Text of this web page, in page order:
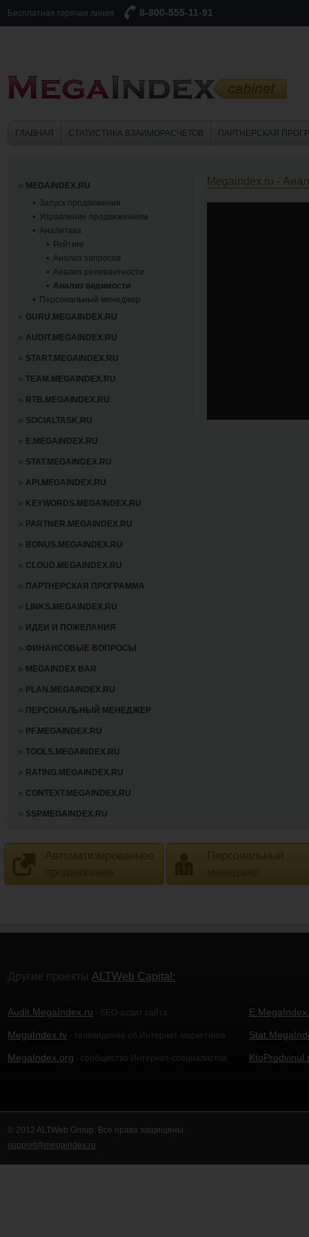
Бесплатная горячая линия 8-800-555-11-91
ГЛАВНАЯ СТАТИСТИКА ВЗАИМОРАСЧЕТОВ ПАРТНЕРСКАЯ
MEGAINDEX.RU
Запуск продвижения
Управление продвижением
Аналитика
Рейтинг
Анализ запросов
Анализ релевантности
Анализ видимости
Персональный менеджер
GURU.MEGAINDEX.RU
AUDIT.MEGAINDEX.RU
START.MEGAINDEX.RU
TEAM.MEGAINDEX.RU
RTB.MEGAINDEX.RU
SOCIALTASK.RU
E.MEGAINDEX.RU
STAT.MEGAINDEX.RU
API.MEGAINDEX.RU
KEYWORDS.MEGAINDEX.RU
PARTNER.MEGAINDEX.RU
BONUS.MEGAINDEX.RU
CLOUD.MEGAINDEX.RU
ПАРТНЕРСКАЯ ПРОГРАММА
LINKS.MEGAINDEX.RU
ИДЕИ И ПОЖЕЛАНИЯ
ФИНАНСОВЫЕ ВОПРОСЫ
MEGAINDEX BAR
PLAN.MEGAINDEX.RU
ПЕРСОНАЛЬНЫЙ МЕНЕДЖЕР
PF.MEGAINDEX.RU
TOOLS.MEGAINDEX.RU
RATING.MEGAINDEX.RU
CONTEXT.MEGAINDEX.RU
SSP.MEGAINDEX.RU
Megaindex.ru -
Другие проекты ALTWeb Capital:
Audit.MegaIndex.ru - SEO-аудит сайта
MegaIndex.tv - телевидение об Интернет-маркетинге
MegaIndex.org - сообщество Интернет-специалистов
© 2012 ALTWeb Group. Все права защищены.
support@megaindex.ru